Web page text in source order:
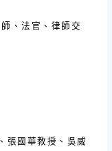
、法官、律師交
張國華教授、吳威